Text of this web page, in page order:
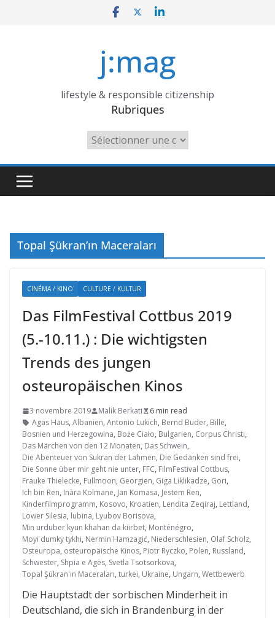
j:mag
lifestyle & responsible citizenship
Rubriques
Rubriques
Topal Şükran’ın Maceraları
CINÉMA / KINO CULTURE / KULTUR
Das FilmFestival Cottbus 2019
(5.-10.11.) : Die wichtigsten
Trends des jungen
osteuropäischen Kinos
3 novembre 2019 Malik Berkati
6 min read
Agas Haus, Albanien, Antonio Lukich, Bernd Buder, Bille,
Bosnien und Herzegowina, Boże Ciało, Bulgarien, Corpus Christi,
Das Märchen von den 12 Monaten, Das Schwein,
Die Abenteuer von Sukran der Lahmen, Die Gedanken sind frei,
Die Sonne über mir geht nie unter, FFC, FilmFestival Cottbus,
Frauke Thielecke, Fullmoon, Georgien, Giga Liklikadze, Gori,
Ich bin Ren, Ināra Kolmane, Jan Komasa, Jestem Ren,
Kinderfilmprogramm, Kosovo, Kroatien, Lendita Zeqiraj, Lettland,
Lower Silesia, lubina, Lyubov Borisova,
Min urduber kyun khahan da kiirbet, Monténégro,
Moyi dumky tykhi, Nermin Hamzagić, Niederschlesien, Olaf Scholz,
Osteuropa, osteuropäische Kinos, Piotr Ryczko, Polen, Russland,
Schwester, Shpia e Agës, Svetla Tsotsorkova,
Topal Şükran'ın Maceraları, turkei, Ukraine, Ungarn, Wettbewerb
Die Hauptstadt der sorbischen Minderheit in
Deutschland, die sich in Brandenburg in der